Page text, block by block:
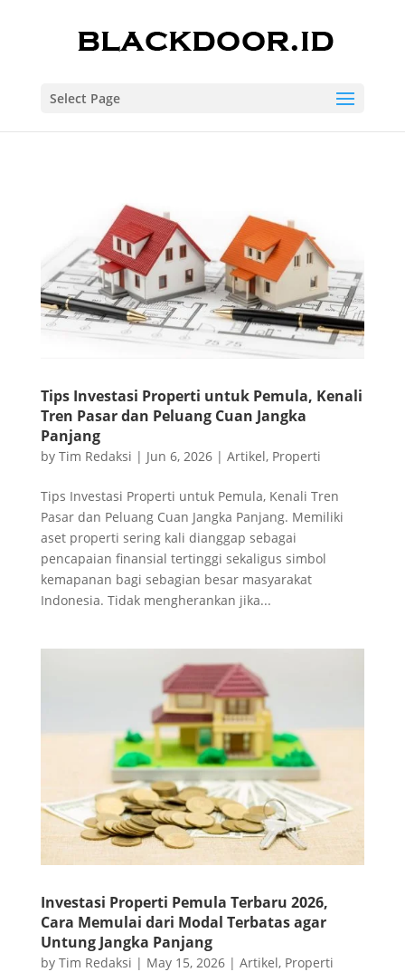
Select Page
Tips Investasi Properti untuk Pemula, Kenali
Tren Pasar dan Peluang Cuan Jangka
Panjang
by Tim Redaksi | Jun 6, 2026| Artikel, Properti
Tips Investasi Properti untuk Pemula, Kenali Tren
Pasar dan Peluang Cuan Jangka Panjang. Memiliki
aset properti sering kali dianggap sebagai
pencapaian finansial tertinggi sekaligus simbol
kemapanan bagi sebagian besar masyarakat
Indonesia. Tidak mengherankan jika...
Investasi Properti Pemula Terbaru 2026,
Cara Memulai dari Modal Terbatas agar
Untung Jangka Panjang
by Tim Redaksi | May 15, 2026| Artikel, Properti